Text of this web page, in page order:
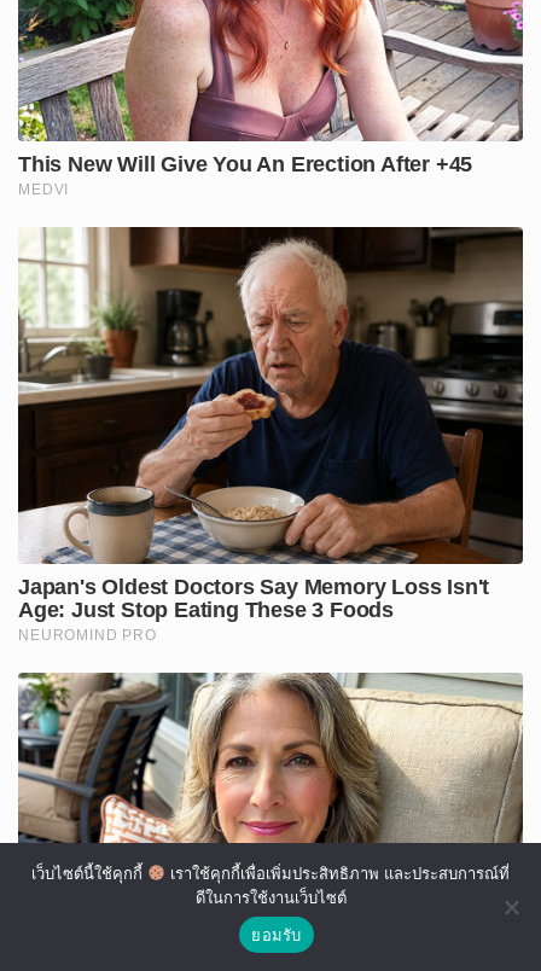
เว็บไซต์นี้ใช้คุกกี้
เราใช้คุกกี้เพื่อเพิ่มประสิทธิภาพ และประสบการณ์ที่
ดีในการใช้งานเว็บไซต์
ยอมรับ